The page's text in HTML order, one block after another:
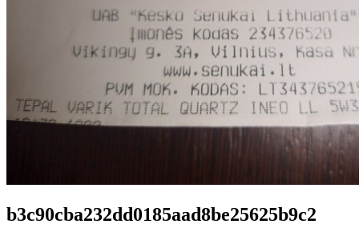
b3c90cba232dd0185aad8be25625b9c2